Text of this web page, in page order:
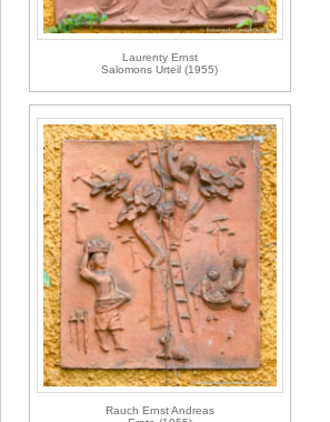
Laurenty Ernst
Salomons Urteil (1955)
Rauch Ernst Andreas